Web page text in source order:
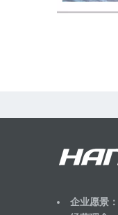
企业愿景：